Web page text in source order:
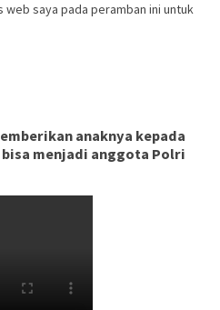
web saya pada peramban ini untuk
anaknya kepada
menjadi anggota Polri